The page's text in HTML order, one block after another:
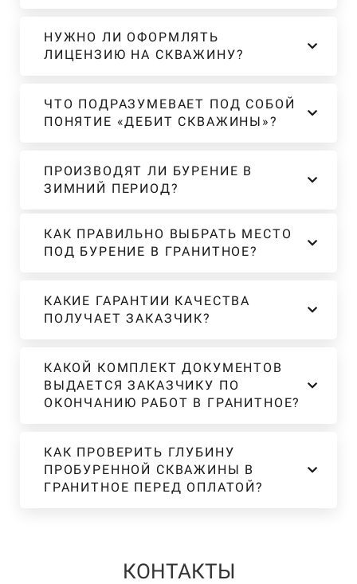
НУЖНО ЛИ ОФОРМЛЯТЬ
ЛИЦЕНЗИЮ НА СКВАЖИНУ?
ЧТО ПОДРАЗУМЕВАЕТ ПОД СОБОЙ
ПОНЯТИЕ «ДЕБИТ СКВАЖИНЫ»?
ПРОИЗВОДЯТ ЛИ БУРЕНИЕ В
ЗИМНИЙ ПЕРИОД?
КАК ПРАВИЛЬНО ВЫБРАТЬ МЕСТО
ПОД БУРЕНИЕ В ГРАНИТНОЕ?
КАКИЕ ГАРАНТИИ КАЧЕСТВА
ПОЛУЧАЕТ ЗАКАЗЧИК?
КАКОЙ КОМПЛЕКТ ДОКУМЕНТОВ
ВЫДАЕТСЯ ЗАКАЗЧИКУ ПО
ОКОНЧАНИЮ РАБОТ В ГРАНИТНОЕ?
КАК ПРОВЕРИТЬ ГЛУБИНУ
ПРОБУРЕННОЙ СКВАЖИНЫ В
ГРАНИТНОЕ ПЕРЕД ОПЛАТОЙ?
КОНТАКТЫ